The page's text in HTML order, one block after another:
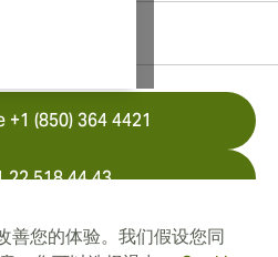
善您的体验。我们假设您同
+1 (850) 364 4421
22 518 44 43